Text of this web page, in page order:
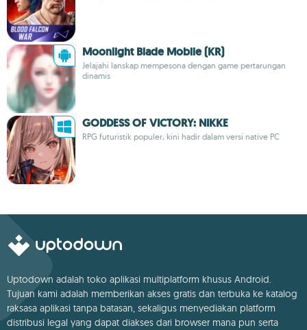
Moonlight Blade Mobile (KR)
Jelajahi lanskap mempesona dengan game pertarungan
dinamis
GODDESS OF VICTORY: NIKKE
RPG futuristik populer, kini hadir dalam versi native PC
Uptodown adalah toko aplikasi multiplatform khusus Android.
Tujuan kami adalah memberikan akses gratis dan terbuka ke katalog
raksasa aplikasi tanpa batasan, sekaligus menyediakan platform
distribusi legal yang dapat diakses dari browser mana pun serta